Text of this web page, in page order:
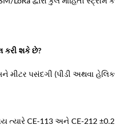
કરી શકે છે?
મીટર પસંદગી (પીડી અથવા
ત્યારે CE-113 અને CE-212